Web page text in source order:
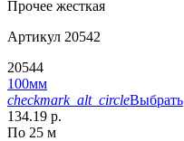
Прочее жесткая
Артикул 20542
20544
100мм
checkmark_alt_circleВыбрать
134.19 р.
По 25 м